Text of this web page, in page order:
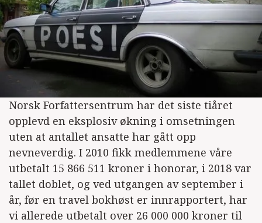
Norsk Forfattersentrum har det siste tiåret
opplevd en eksplosiv økning i omsetningen
uten at antallet ansatte har gått opp
nevneverdig. I 2010 fikk medlemmene våre
utbetalt 15 866 511 kroner i honorar, i 2018 var
tallet doblet, og ved utgangen av september i
år, før en travel bokhøst er innrapportert, har
vi allerede utbetalt over 26 000 000 kroner til